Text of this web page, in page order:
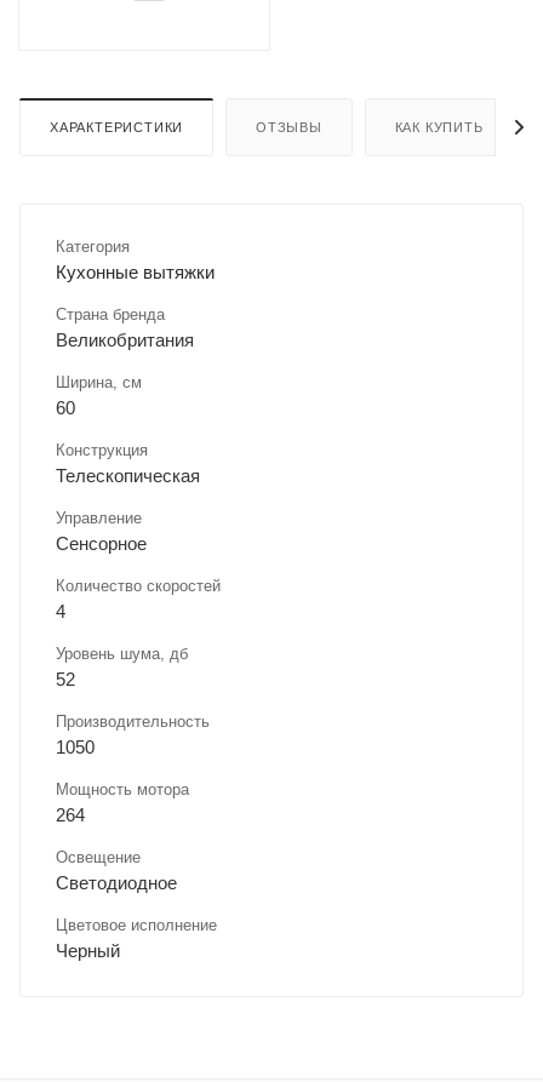
ХАРАКТЕРИСТИКИ ОТЗЫВЫ КАК КУПИТЬ
Категория
Кухонные вытяжки
Страна бренда
Великобритания
Ширина, см
60
Конструкция
Телескопическая
Управление
Сенсорное
Количество скоростей
4
Уровень шума, дб
52
Производительность
1050
Мощность мотора
264
Освещение
Светодиодное
Цветовое исполнение
Черный